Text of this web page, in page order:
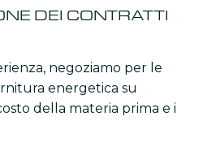
DEI CONTRATTI
negoziamo per le
energetica su
della materia prima e i